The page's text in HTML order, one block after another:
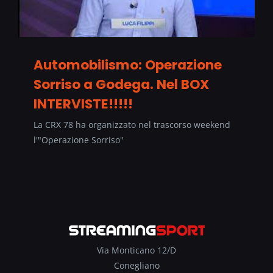
Automobilismo: Operazione
Sorriso a Godega. Nel BOX
INTERVISTE!!!!!
La CRX 78 ha organizzato nel trascorso weekend
l'"Operazione Sorriso"
Via Monticano 12/D
Conegliano